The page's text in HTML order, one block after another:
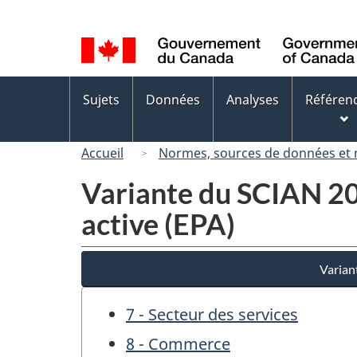
de
la
langue
des
Sujets Données Analyses
Accueil Normes, sources de données et
Variante du SCIAN
active (EPA)
7 - Secteur des services
8 - Commerce